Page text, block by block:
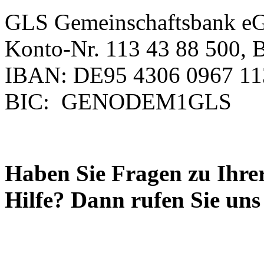
GLS Gemeinschaftsbank
Konto-Nr. 113 43 88 500,
IBAN: DE95 4306 0967
BIC: GENODEM1GLS
Haben Sie Fragen zu
Hilfe? Dann rufen Sie